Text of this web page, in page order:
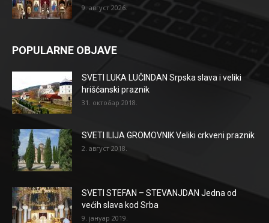
9. август 2026.
POPULARNE OBJAVE
SVETI LUKA LUČINDAN Srpska slava i veliki
hrišćanski praznik
31. октобар 2018.
SVETI ILIJA GROMOVNIK Veliki crkveni praznik
2. август 2018.
SVETI STEFAN – STEVANJDAN Jedna od
većih slava kod Srba
9. јануар 2019.